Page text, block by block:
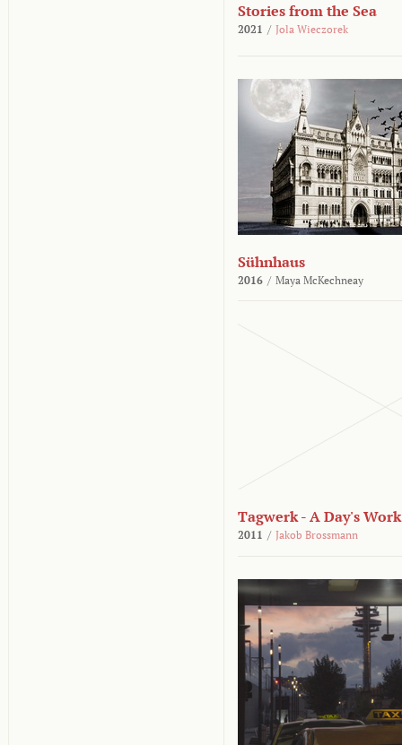
Stories from the Sea
2021 / Jola Wieczorek
Sühnhaus
2016 / Maya McKechneay
Tagwerk - A Day's Work
2011 / Jakob Brossmann